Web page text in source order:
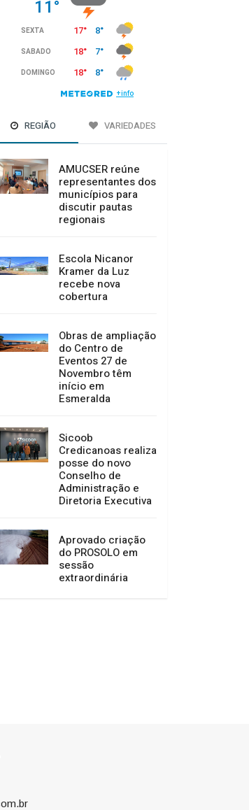
À POPULAÇÃO DE
REGIÃO VARIEDADES
AMUCSER reúne
representantes dos
municípios para
discutir pautas
regionais
Escola Nicanor
Kramer da Luz
recebe nova
cobertura
Obras de ampliação
do Centro de
Eventos 27 de
Novembro têm
início em
Esmeralda
Sicoob
Credicanoas realiza
posse do novo
Conselho de
Administração e
Diretoria Executiva
Aprovado criação
do PROSOLO em
sessão
extraordinária